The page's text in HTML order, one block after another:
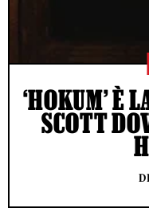
‘HOKUM’ È
SCOTT